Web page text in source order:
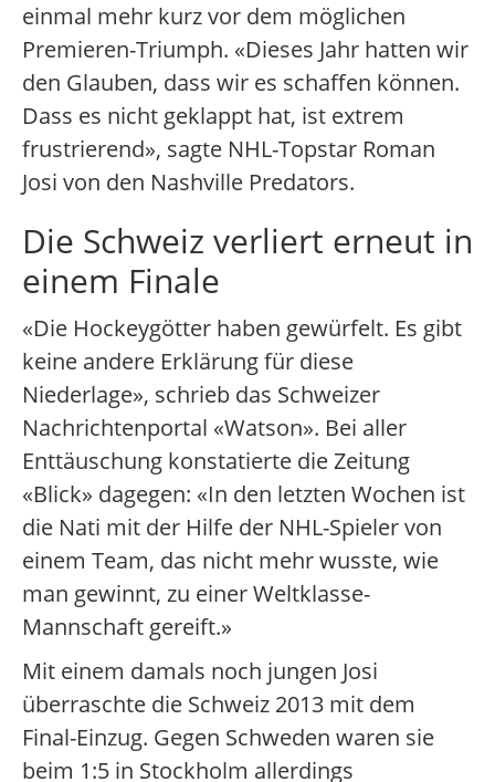
einmal mehr kurz vor dem möglichen
Premieren-Triumph. «Dieses Jahr hatten wir
den Glauben, dass wir es schaffen können.
Dass es nicht geklappt hat, ist extrem
frustrierend», sagte NHL-Topstar Roman
Josi von den Nashville Predators.
Die Schweiz verliert erneut in
einem Finale
«Die Hockeygötter haben gewürfelt. Es gibt
keine andere Erklärung für diese
Niederlage», schrieb das Schweizer
Nachrichtenportal «Watson». Bei aller
Enttäuschung konstatierte die Zeitung
«Blick» dagegen: «In den letzten Wochen ist
die Nati mit der Hilfe der NHL-Spieler von
einem Team, das nicht mehr wusste, wie
man gewinnt, zu einer Weltklasse-
Mannschaft gereift.»
Mit einem damals noch jungen Josi
überraschte die Schweiz 2013 mit dem
Final-Einzug. Gegen Schweden waren sie
beim 1:5 in Stockholm allerdings